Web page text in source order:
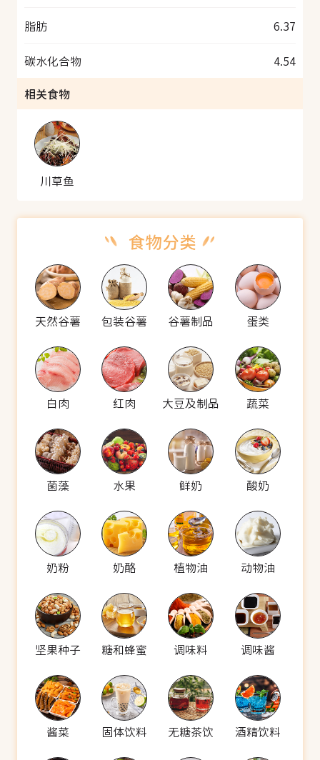
脂肪 6.37
碳水化合物
4.54
相关食物
川草鱼
天然谷薯 包装谷薯 谷薯制品 蛋类
白肉 红肉 大豆及制品 蔬菜
菌藻 水果 鲜奶 酸奶
奶粉 奶酪 植物油 动物油
坚果种子 糖和蜂蜜 调味料 调味酱
酱菜 固体饮料 无糖茶饮 酒精饮料